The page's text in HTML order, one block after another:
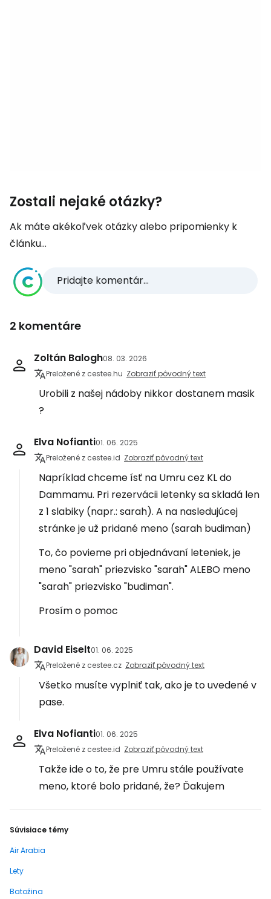
Zostali nejaké otázky?
Ak máte akékoľvek otázky alebo pripomienky k
článku...
Pridajte komentár...
2 komentáre
Zoltán Balogh08. 03. 2026
Preložené z cestee.hu Zobraziť pôvodný text
Urobili z našej nádoby nikkor dostanem masik
?
Elva Nofianti01. 06. 2025
Preložené z cestee.id Zobraziť pôvodný text
Napríklad chceme ísť na Umru cez KL do
Dammamu. Pri rezervácii letenky sa skladá len
z 1 slabiky (napr.: sarah). A na nasledujúcej
stránke je už pridané meno (sarah budiman)
To, čo povieme pri objednávaní leteniek, je
meno "sarah" priezvisko "sarah" ALEBO meno
"sarah" priezvisko "budiman".
Prosím o pomoc
David Eiselt01. 06. 2025
Preložené z cestee.cz Zobraziť pôvodný text
Všetko musíte vyplniť tak, ako je to uvedené v
pase.
Elva Nofianti01. 06. 2025
Preložené z cestee.id Zobraziť pôvodný text
Takže ide o to, že pre Umru stále používate
meno, ktoré bolo pridané, že? Ďakujem
Súvisiace témy
Air Arabia
Lety
Batožina